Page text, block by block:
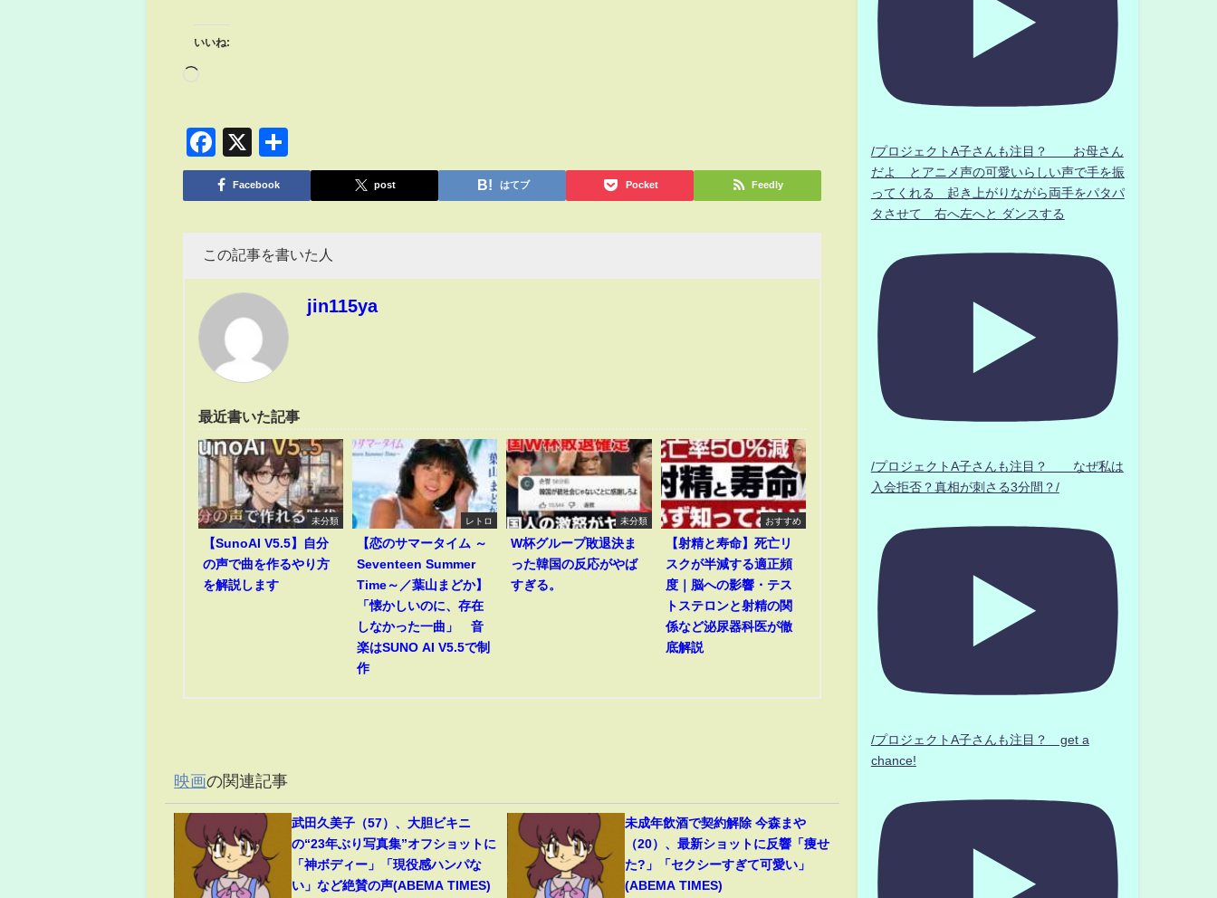
いいね:
Facebook
X
有
Facebook post はてブ Pocket Feedly
この記事を書いた人
jin115ya
最近書いた記事
未分類
【SunoAI V5.5】自分
の声で曲を作るやり方
を解説します
レトロ
【恋のサマータイム ～
Seventeen Summer
Time～／葉山まどか】
「懐かしいのに、存在
しなかった一曲」 音
楽はSUNO AI V5.5で制
作
未分類
W杯グループ敗退決ま
った韓国の反応がやば
すぎる。
おすすめ
【射精と寿命】死亡リ
スクが半減する適正頻
度｜脳への影響・テス
トステロンと射精の関
係など泌尿器科医が徹
底解説
映画の関連記事
武田久美子（57）、大胆ビキニ
の“23年ぶり写真集”オフショットに
「神ボディー」「現役感ハンパな
い」など絶賛の声(ABEMA TIMES)
未成年飲酒で契約解除 今森まや
（20）、最新ショットに反響「痩せ
た?」「セクシーすぎて可愛い」
(ABEMA TIMES)
/プロジェクトA子さんも注目？ お母さん
だよ とアニメ声の可愛いらしい声で手を振
ってくれる 起き上がりながら両手をパタパ
タさせて 右へ左へと ダンスする
/プロジェクトA子さんも注目？ なぜ私は
入会拒否？真相が刺さる3分間？/
/プロジェクトA子さんも注目？ get a
chance!